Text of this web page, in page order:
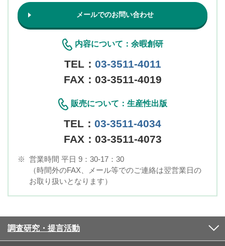
メールでのお問い合わせ
内容について：余暇創研
TEL： 03-3511-4011
FAX：03-3511-4019
販売について：生産性出版
TEL： 03-3511-4034
FAX：03-3511-4073
※ 営業時間 平日 9：30-17：30
（時間外のFAX、メール等でのご連絡は翌営業日の
お取り扱いとなります）
調査研究・提言活動